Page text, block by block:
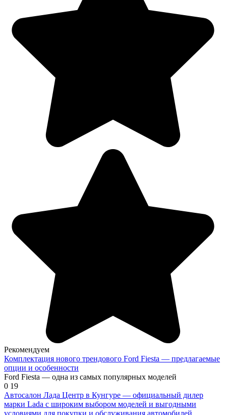
Рекомендуем
Комплектация нового трендового Ford Fiesta — предлагаемые
опции и особенности
Ford Fiesta — одна из самых популярных моделей
0 19
Автосалон Лада Центр в Кунгуре — официальный дилер
марки Lada с широким выбором моделей и выгодными